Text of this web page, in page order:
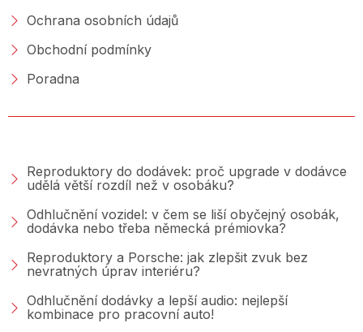
Ochrana osobních údajů
Obchodní podmínky
Poradna
Reproduktory do dodávek: proč upgrade v dodávce
udělá větší rozdíl než v osobáku?
Odhlučnění vozidel: v čem se liší obyčejný osobák,
dodávka nebo třeba německá prémiovka?
Reproduktory a Porsche: jak zlepšit zvuk bez
nevratných úprav interiéru?
Odhlučnění dodávky a lepší audio: nejlepší
kombinace pro pracovní auto!